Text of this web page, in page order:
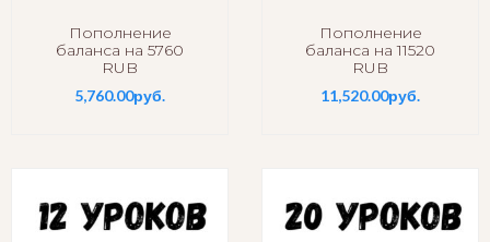
Пополнение
баланса на 5760
RUB
5,760.00руб.
Пополнение
баланса на 11520
RUB
11,520.00руб.